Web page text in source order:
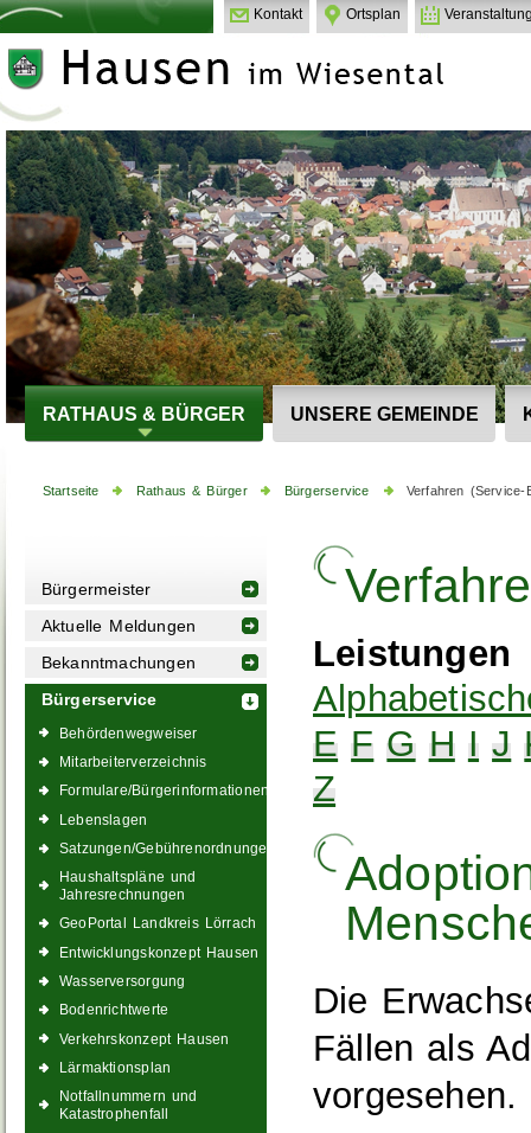
Kontakt Ortsplan
RATHAUS & BÜRGER UNSERE GEMEINDE
Startseite Rathaus & Bürger Bürgerservice Verfahren (Service-
Bürgermeister
Aktuelle Meldungen
Bekanntmachungen
Bürgerservice
Behördenwegweiser
Mitarbeiterverzeichnis
Formulare/Bürgerinformationen
Lebenslagen
Satzungen/Gebührenordnungen
Haushaltspläne und
Jahresrechnungen
GeoPortal Landkreis Lörrach
Entwicklungskonzept Hausen
Wasserversorgung
Bodenrichtwerte
Verkehrskonzept Hausen
Lärmaktionsplan
Notfallnummern und
Katastrophenfall
Leistungen
E F G H I J
Z
Die
Fällen als
vorgesehen.